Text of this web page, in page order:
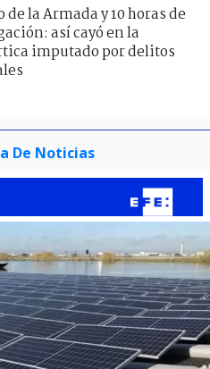
de la Armada y 10 horas de
así cayó en la
imputado por delitos
De Noticias